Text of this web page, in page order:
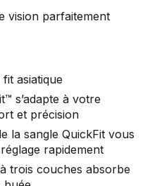
vision parfaitement
asiatique
s’adapte à votre
et précision
la sangle QuickFit vous
rapidement
trois couches absorbe